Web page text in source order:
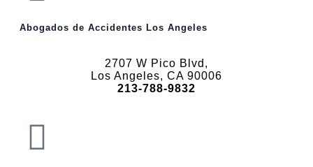
Abogados de Accidentes Los Angeles
2707 W Pico Blvd,
Los Angeles, CA 90006
213-788-9832